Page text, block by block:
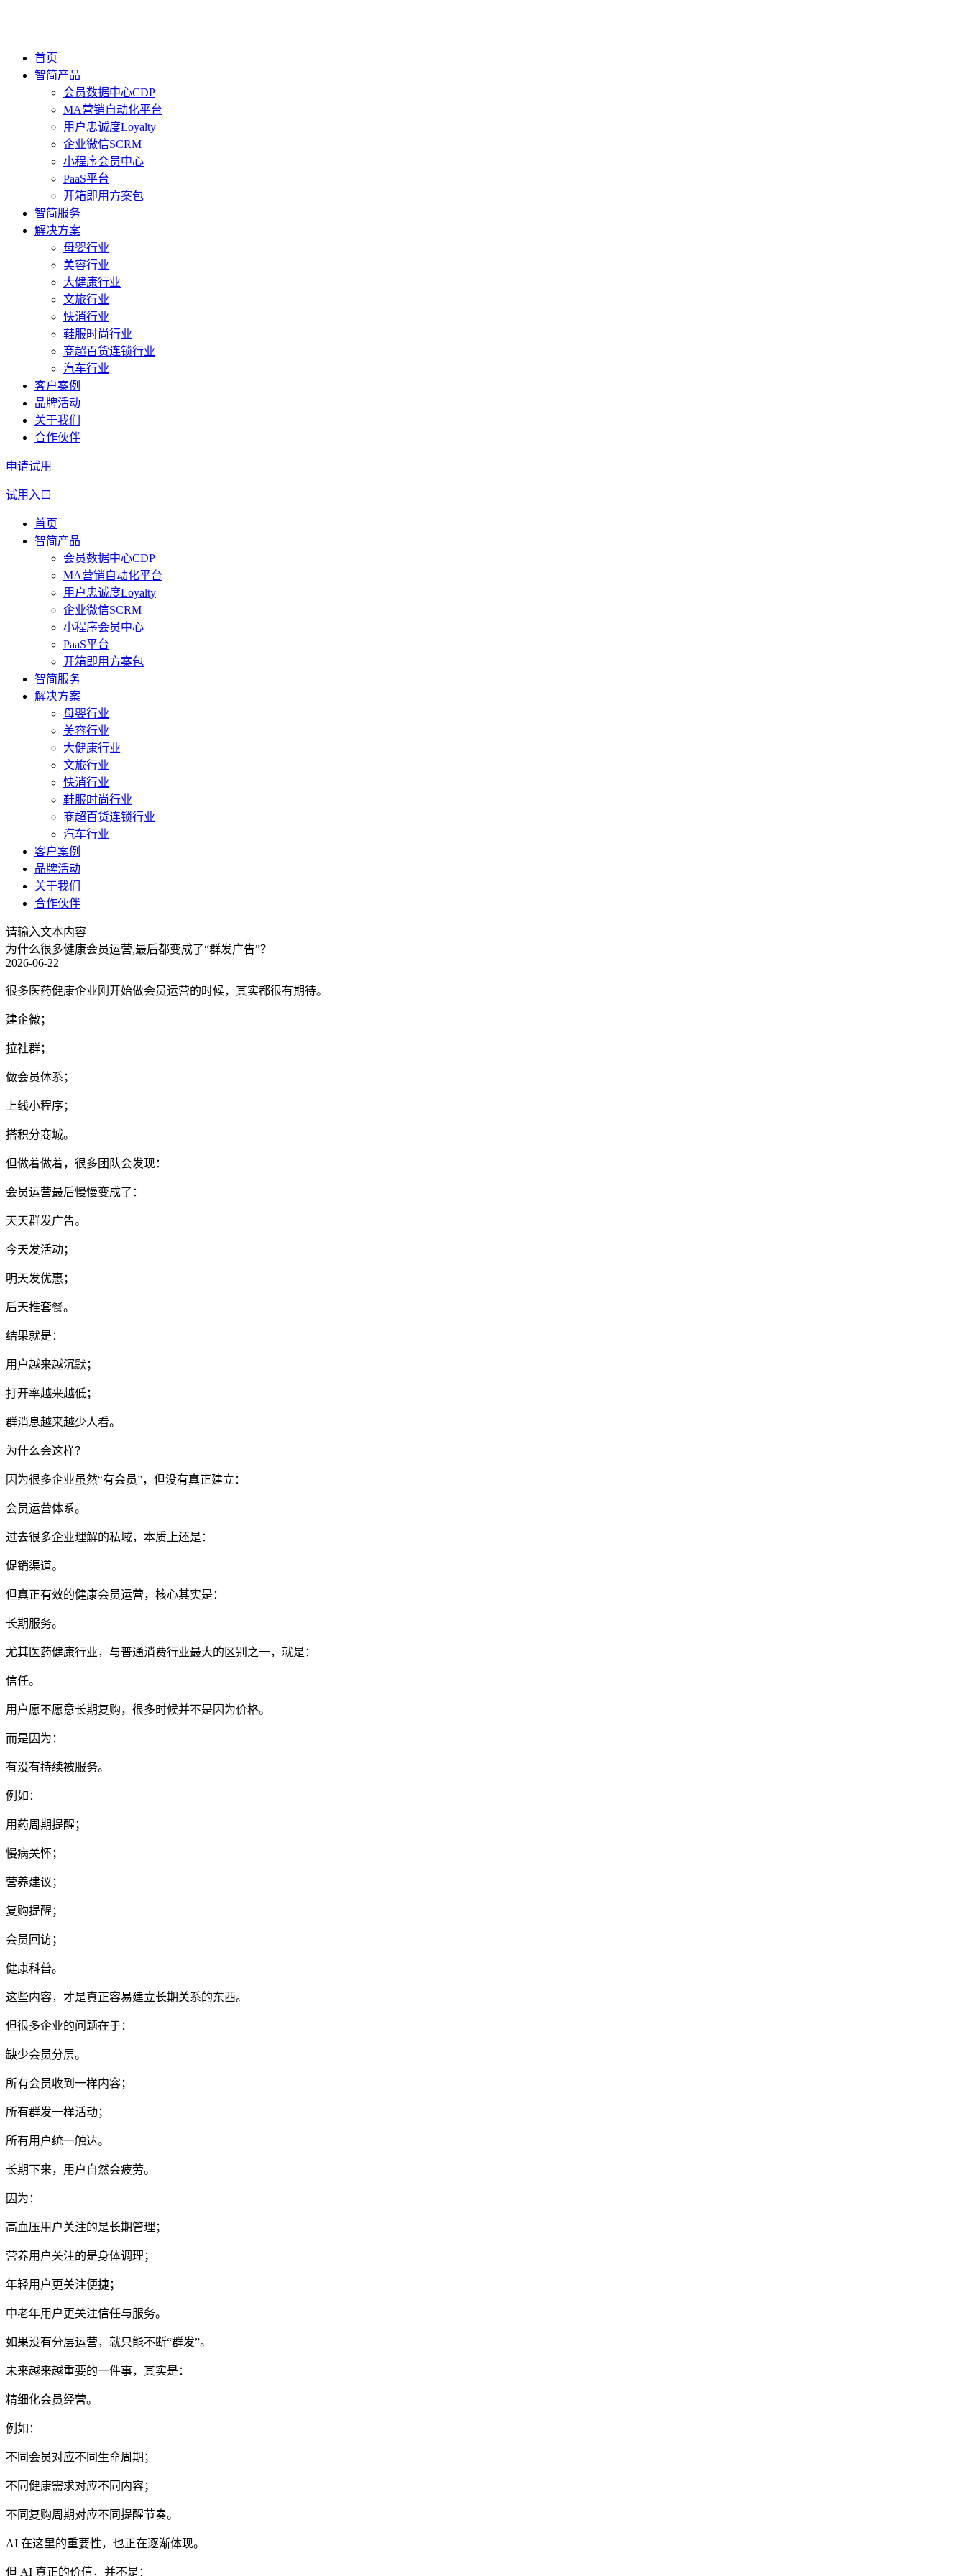
首页
智简产品
会员数据中心CDP
MA营销自动化平台
用户忠诚度Loyalty
企业微信SCRM
小程序会员中心
PaaS平台
开箱即用方案包
智简服务
解决方案
母婴行业
美容行业
大健康行业
文旅行业
快消行业
鞋服时尚行业
商超百货连锁行业
汽车行业
客户案例
品牌活动
关于我们
合作伙伴
申请试用
试用入口
首页
智简产品
会员数据中心CDP
MA营销自动化平台
用户忠诚度Loyalty
企业微信SCRM
小程序会员中心
PaaS平台
开箱即用方案包
智简服务
解决方案
母婴行业
美容行业
大健康行业
文旅行业
快消行业
鞋服时尚行业
商超百货连锁行业
汽车行业
客户案例
品牌活动
关于我们
合作伙伴
请输入文本内容
为什么很多健康会员运营,最后都变成了“群发广告”？
2026-06-22
很多医药健康企业刚开始做会员运营的时候，其实都很有期待。
建企微；
拉社群；
做会员体系；
上线小程序；
搭积分商城。
但做着做着，很多团队会发现：
会员运营最后慢慢变成了：
天天群发广告。
今天发活动；
明天发优惠；
后天推套餐。
结果就是：
用户越来越沉默；
打开率越来越低；
群消息越来越少人看。
为什么会这样？
因为很多企业虽然“有会员”，但没有真正建立：
会员运营体系。
过去很多企业理解的私域，本质上还是：
促销渠道。
但真正有效的健康会员运营，核心其实是：
长期服务。
尤其医药健康行业，与普通消费行业最大的区别之一，就是：
信任。
用户愿不愿意长期复购，很多时候并不是因为价格。
而是因为：
有没有持续被服务。
例如：
用药周期提醒；
慢病关怀；
营养建议；
复购提醒；
会员回访；
健康科普。
这些内容，才是真正容易建立长期关系的东西。
但很多企业的问题在于：
缺少会员分层。
所有会员收到一样内容；
所有群发一样活动；
所有用户统一触达。
长期下来，用户自然会疲劳。
因为：
高血压用户关注的是长期管理；
营养用户关注的是身体调理；
年轻用户更关注便捷；
中老年用户更关注信任与服务。
如果没有分层运营，就只能不断“群发”。
未来越来越重要的一件事，其实是：
精细化会员经营。
例如：
不同会员对应不同生命周期；
不同健康需求对应不同内容；
不同复购周期对应不同提醒节奏。
AI 在这里的重要性，也正在逐渐体现。
但 AI 真正的价值，并不是：